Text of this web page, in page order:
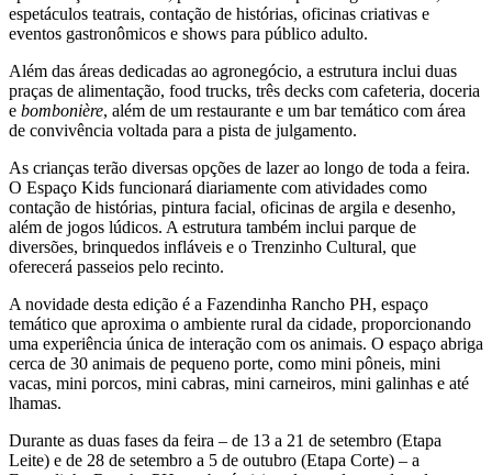
espetáculos teatrais, contação de histórias, oficinas criativas e
eventos gastronômicos e shows para público adulto.
Além das áreas dedicadas ao agronegócio, a estrutura inclui duas
praças de alimentação, food trucks, três decks com cafeteria, doceria
e bombonière, além de um restaurante e um bar temático com área
de convivência voltada para a pista de julgamento.
As crianças terão diversas opções de lazer ao longo de toda a feira.
O Espaço Kids funcionará diariamente com atividades como
contação de histórias, pintura facial, oficinas de argila e desenho,
além de jogos lúdicos. A estrutura também inclui parque de
diversões, brinquedos infláveis e o Trenzinho Cultural, que
oferecerá passeios pelo recinto.
A novidade desta edição é a Fazendinha Rancho PH, espaço
temático que aproxima o ambiente rural da cidade, proporcionando
uma experiência única de interação com os animais. O espaço abriga
cerca de 30 animais de pequeno porte, como mini pôneis, mini
vacas, mini porcos, mini cabras, mini carneiros, mini galinhas e até
lhamas.
Durante as duas fases da feira – de 13 a 21 de setembro (Etapa
Leite) e de 28 de setembro a 5 de outubro (Etapa Corte) – a